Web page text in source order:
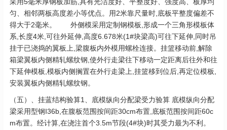
采用5毫米厚钢板加筋,具有光洁度好、平整度好、强度高、板厚均
匀、相邻两板高度差小等优点。用2米靠尺量时,底板平整度偏差不
得大于2毫米。 外侧模采用定制钢模板,形成一个三角形模板体
系,长度4米,可往外延伸,高度6.678米(1#块梁高)可往下延伸,同时吊
挂于已浇捣的翼板上,梁腹板内外模用螺栓连接。挂篮移动前,解除
箱梁翼板内侧精轧螺纹钢,使外行走梁往下移动一定距离后往外和往
下延伸模板,模板内侧搁置在外行走梁上,挂篮移到位后,再定位模板,
安装翼板内侧精轧螺纹钢。
（五）、挂蓝结构验算1、底模纵向分配梁受力验算 底模纵向分配
梁采用型钢I36b,在腹板范围按间距30cm布置,底板范围按间距60c
m布置。经计算,在浇注首个3.5m节段(4#块)时其受力最为不利。